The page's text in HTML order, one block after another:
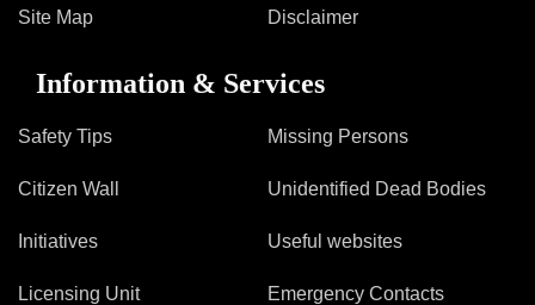
Site Map Disclaimer
Information & Services
Safety Tips
Citizen Wall
Initiatives
Licensing Unit
Missing Persons
Unidentified Dead Bodies
Useful websites
Emergency Contacts